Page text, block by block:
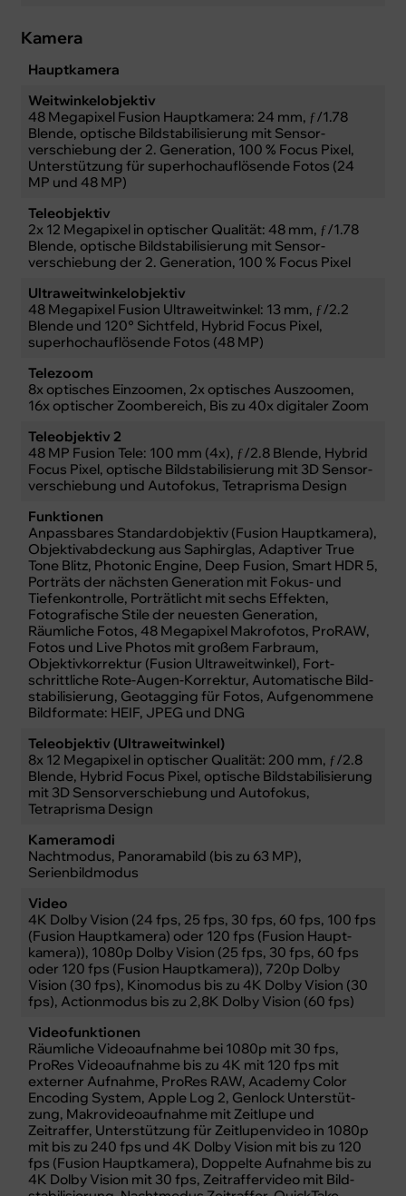
Kamera
Hauptkamera
Weitwinkelobjektiv
48 Megapixel Fusion Haupt­kamera: 24 mm, ƒ/1.78
Blende, optische Bild­stabilisierung mit Sensor­
verschiebung der 2. Gene­ra­tion, 100 % Focus Pixel,
Unter­stüt­zung für super­hoch­auflösende Fotos (24
MP und 48 MP)
Teleobjektiv
2x 12 Megapixel in optischer Qualität: 48 mm, ƒ/1.78
Blende, optische Bild­stabilisierung mit Sensor­
verschiebung der 2. Gene­ra­tion, 100 % Focus Pixel
Ultraweitwinkelobjektiv
48 Megapixel Fusion Ultra­weit­winkel: 13 mm, ƒ/2.2
Blende und 120° Sichtfeld, Hybrid Focus Pixel,
superhoch­auflösende Fotos (48 MP)
Telezoom
8x optisches Einzoomen, 2x optisches Auszoomen,
16x optischer Zoom­bereich, Bis zu 40x digitaler Zoom
Teleobjektiv 2
48 MP Fusion Tele: 100 mm (4x), ƒ/2.8 Blende, Hybrid
Focus Pixel, optische Bild­stabilisierung mit 3D Sensor­
verschiebung und Auto­fokus, Tetraprisma Design
Funktionen
Anpass­bares Standard­objektiv (Fusion Haupt­kamera),
Objektivabdeckung aus Saphirglas, Adaptiver True
Tone Blitz, Photonic Engine, Deep Fusion, Smart HDR 5,
Porträts der nächsten Gene­ra­tion mit Fokus- und
Tiefenkontrolle, Porträt­licht mit sechs Effekten,
Fotografische Stile der neu­esten Gene­ra­tion,
Räumliche Fotos, 48 Megapixel Makrofotos, ProRAW,
Fotos und Live Photos mit großem Farb­raum,
Objektivkorrektur (Fusion Ultra­weit­winkel), Fort­
schrittliche Rote-Augen-Korrektur, Auto­matische Bild­
stabi­li­sierung, Geotagging für Fotos, Aufgenommene
Bildformate: HEIF, JPEG und DNG
Teleobjektiv (Ultraweitwinkel)
8x 12 Megapixel in optischer Qualität: 200 mm, ƒ/2.8
Blende, Hybrid Focus Pixel, optische Bild­stabilisierung
mit 3D Sensor­verschiebung und Auto­fokus,
Tetraprisma Design
Kameramodi
Nacht­modus, Panoramabild (bis zu 63 MP),
Serienbildmodus
Video
4K Dolby Vision (24 fps, 25 fps, 30 fps, 60 fps, 100 fps
(Fusion Haupt­kamera) oder 120 fps (Fusion Haupt­
kamera)), 1080p Dolby Vision (25 fps, 30 fps, 60 fps
oder 120 fps (Fusion Haupt­kamera)), 720p Dolby
Vision (30 fps), Kino­modus bis zu 4K Dolby Vision (30
fps), Actionmodus bis zu 2,8K Dolby Vision (60 fps)
Videofunktionen
Räumliche Video­auf­nahme bei 1080p mit 30 fps,
ProRes Video­aufnahme bis zu 4K mit 120 fps mit
externer Auf­nahme, ProRes RAW, Academy Color
Encoding System, Apple Log 2, Genlock Unter­stüt­
zung, Makrovideo­aufnahme mit Zeitlupe und
Zeitraffer, Unter­stüt­zung für Zeitlupen­video in 1080p
mit bis zu 240 fps und 4K Dolby Vision mit bis zu 120
fps (Fusion Haupt­kamera), Doppelte Auf­nahme bis zu
4K Dolby Vision mit 30 fps, Zeitraffervideo mit Bild­